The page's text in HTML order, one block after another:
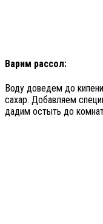
Варим рассол:
Воду доведем до
сахар. Добавляем
дадим остыть до